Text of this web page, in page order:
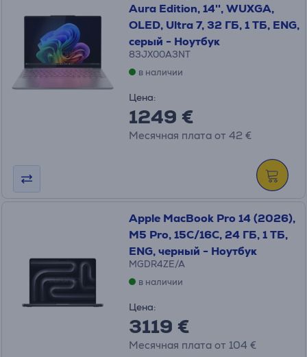
Aura Edition, 14'', WUXGA,
OLED, Ultra 7, 32 ГБ, 1 ТБ, ENG,
серый - Ноутбук
83JX00A3NT
в наличии
Цена:
1249 €
Месячная плата от 42 €
Apple MacBook Pro 14 (2026),
M5 Pro, 15C/16C, 24 ГБ, 1 ТБ,
ENG, черный - Ноутбук
MGDR4ZE/A
в наличии
Цена:
3119 €
Месячная плата от 104 €